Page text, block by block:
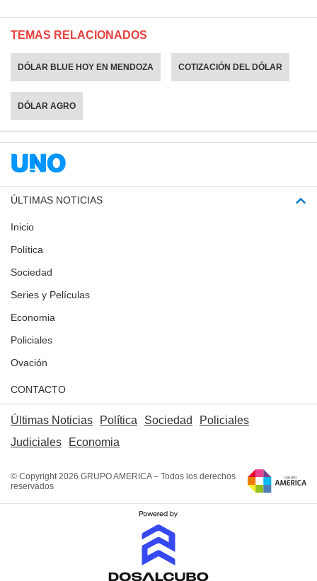
TEMAS RELACIONADOS
DÓLAR BLUE HOY EN MENDOZA COTIZACIÓN DEL DÓLAR
DÓLAR AGRO
ÚLTIMAS NOTICIAS
Inicio
Política
Sociedad
Series y Películas
Economia
Policiales
Ovación
CONTACTO
Últimas Noticias Política Sociedad
Policiales
Judiciales
Economia
© Copyright 2026 GRUPO AMERICA – Todos los derechos
reservados